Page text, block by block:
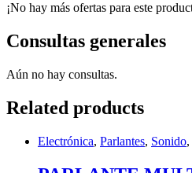
¡No hay más ofertas para este
Consultas generales
Aún no hay consultas.
Related products
Electrónica, Parlantes, Sonido,